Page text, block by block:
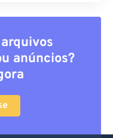
anúncios?